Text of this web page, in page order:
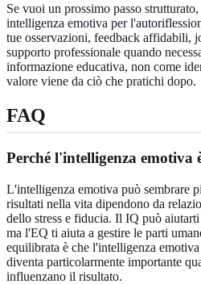
Se vuoi un prossimo passo
intelligenza emotiva per
tue osservazioni, feedback affidabili,
supporto professionale quando
informazione educativa, non come
valore viene da ciò che pratichi dopo.
FAQ
Perché l'intelligenza emotiva
L'intelligenza emotiva può sembrare
risultati nella vita dipendono da
dello stress e fiducia. Il IQ può
ma l'EQ ti aiuta a gestire le parti
equilibrata è che l'intelligenza
diventa particolarmente importante
influenzano il risultato.